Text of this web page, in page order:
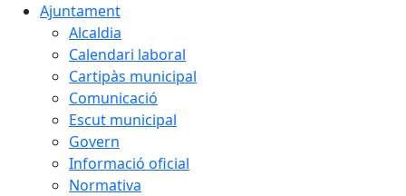
Ajuntament
Alcaldia
Calendari laboral
Cartipàs municipal
Comunicació
Escut municipal
Govern
Informació oficial
Normativa